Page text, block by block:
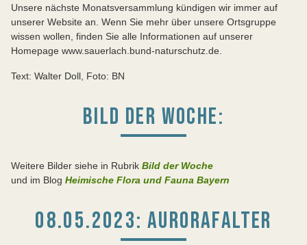
Unsere nächste Monatsversammlung kündigen wir immer auf
unserer Website an. Wenn Sie mehr über unsere Ortsgruppe
wissen wollen, finden Sie alle Informationen auf unserer
Homepage www.sauerlach.bund-naturschutz.de.
Text: Walter Doll, Foto: BN
BILD DER WOCHE:
Weitere Bilder siehe in Rubrik Bild der Woche
und im Blog Heimische Flora und Fauna Bayern
08.05.2023: AURORAFALTER